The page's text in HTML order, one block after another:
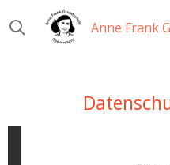
Hauptinhalt
Anne Frank